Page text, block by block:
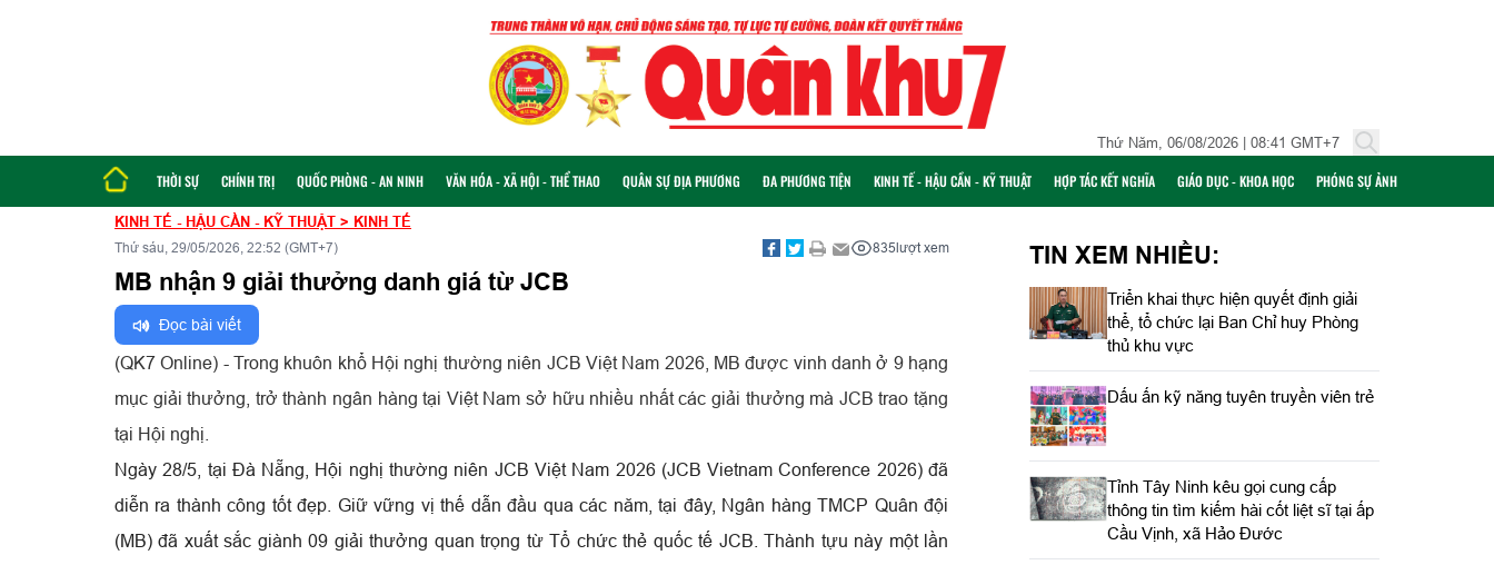
Thứ Năm, 06/08/2026 | 08:41 GMT+7
THỜI SỰ CHÍNH TRỊ QUỐC PHÒNG - AN NINH VĂN HÓA - XÃ HỘI - THỂ THAO QUÂN SỰ ĐỊA PHƯƠNG ĐA PHƯƠNG TIỆN KINH TẾ - HẬU CẦN - KỸ THUẬT HỢP TÁC KẾT NGHĨA GIÁO DỤC - KHOA HỌC PHÓNG SỰ ẢNH
KINH TẾ - HẬU CẦN - KỸ THUẬT > KINH TẾ
Thứ sáu, 29/05/2026, 22:52 (GMT+7) 835lượt xem
MB nhận 9 giải thưởng danh giá từ JCB
Đọc bài viết
(QK7 Online) - Trong khuôn khổ Hội nghị thường niên JCB Việt Nam 2026, MB được vinh danh ở 9 hạng
mục giải thưởng, trở thành ngân hàng tại Việt Nam sở hữu nhiều nhất các giải thưởng mà JCB trao tặng
tại Hội nghị.
Ngày 28/5, tại Đà Nẵng, Hội nghị thường niên JCB Việt Nam 2026 (JCB Vietnam Conference 2026) đã
diễn ra thành công tốt đẹp. Giữ vững vị thế dẫn đầu qua các năm, tại đây, Ngân hàng TMCP Quân đội
(MB) đã xuất sắc giành 09 giải thưởng quan trọng từ Tổ chức thẻ quốc tế JCB. Thành tựu này một lần
TIN XEM NHIỀU:
Triển khai thực hiện quyết định giải
thể, tổ chức lại Ban Chỉ huy Phòng
thủ khu vực
Dấu ấn kỹ năng tuyên truyền viên trẻ
Tỉnh Tây Ninh kêu gọi cung cấp
thông tin tìm kiếm hài cốt liệt sĩ tại ấp
Cầu Vịnh, xã Hảo Đước